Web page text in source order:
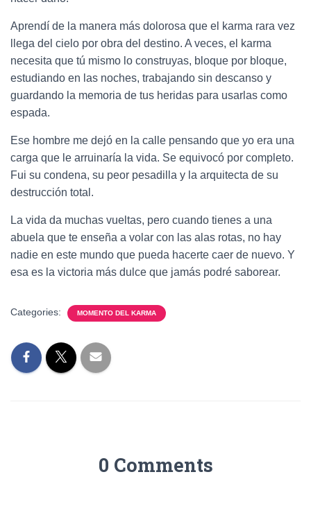
Aprendí de la manera más dolorosa que el karma rara vez
llega del cielo por obra del destino. A veces, el karma
necesita que tú mismo lo construyas, bloque por bloque,
estudiando en las noches, trabajando sin descanso y
guardando la memoria de tus heridas para usarlas como
espada.
Ese hombre me dejó en la calle pensando que yo era una
carga que le arruinaría la vida. Se equivocó por completo.
Fui su condena, su peor pesadilla y la arquitecta de su
destrucción total.
La vida da muchas vueltas, pero cuando tienes a una
abuela que te enseña a volar con las alas rotas, no hay
nadie en este mundo que pueda hacerte caer de nuevo. Y
esa es la victoria más dulce que jamás podré saborear.
Categories: MOMENTO DEL KARMA
0 Comments